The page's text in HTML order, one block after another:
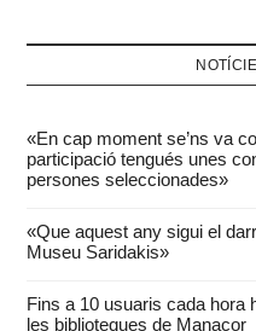
«En cap moment se’ns va
participació tengués unes
persones seleccionades»
«Que aquest any sigui el
Museu Saridakis»
Fins a 10 usuaris cada hora
les biblioteques de Manacor